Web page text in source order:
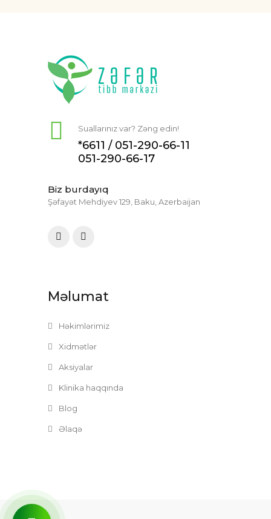
Suallarınız var? Zəng edin!
*6611 / 051-290-66-11
051-290-66-17
Biz burdayıq
Şəfayət Mehdiyev 129, Baku, Azerbaijan
Məlumat
Həkimlərimiz
Xidmətlər
Aksiyalar
Klinika haqqında
Blog
Əlaqə